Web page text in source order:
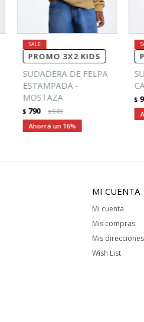
PROMO 3X2 KIDS
SUDADERA DE FELPA
ESTAMPADA -
MOSTAZA
$ 790 $949
16
$
MI CUENTA
Mi cuenta
Mis compras
Mis direcciones
Wish List